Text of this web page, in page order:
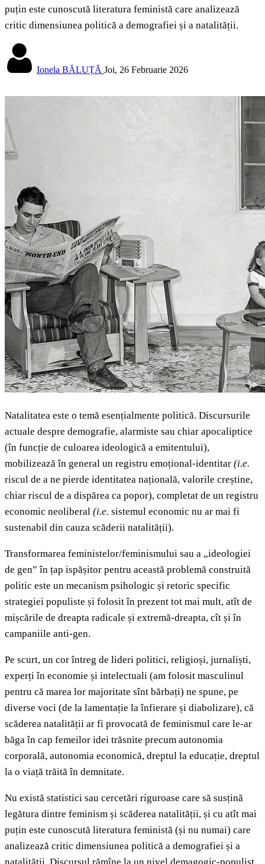
puțin este cunoscută literatura feministă care analizează
critic dimensiunea politică a demografiei și a natalității.
Ionela BĂLUȚĂ Joi, 26 Februarie 2026
Natalitatea este o temă esențialmente politică. Discursurile
actuale despre demografie, alarmiste sau chiar apocaliptice
(în funcție de culoarea ideologică a emitentului),
mobilizează în general un registru emoțional-identitar (i.e.
riscul de a ne pierde identitatea națională, valorile creștine,
chiar riscul de a dispărea ca popor), completat de un registru
economic neoliberal (i.e. sistemul economic nu ar mai fi
sustenabil din cauza scăderii natalității).
Transformarea feministelor/feminismului sau a „ideologiei
de gen” în țap ispășitor pentru această problemă construită
politic este un mecanism psihologic și retoric specific
strategiei populiste și folosit în prezent tot mai mult, atît de
mișcările de dreapta radicale și extremă-dreapta, cît și în
campaniile anti-gen.
Pe scurt, un cor întreg de lideri politici, religioși, jurnaliști,
experți în economie și intelectuali (am folosit masculinul
pentru că marea lor majoritate sînt bărbați) ne spune, pe
diverse voci (de la lamentație la înfierare și diabolizare), că
scăderea natalității ar fi provocată de feminismul care le-ar
băga în cap femeilor idei trăsnite precum autonomia
corporală, autonomia economică, dreptul la educație, dreptul
la o viață trăită în demnitate.
Nu există statistici sau cercetări riguroase care să susțină
legătura dintre feminism și scăderea natalității, și cu atît mai
puțin este cunoscută literatura feministă (și nu numai) care
analizează critic dimensiunea politică a demografiei și a